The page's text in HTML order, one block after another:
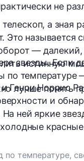
не
а зная
Это называется
—
истинную
звезды. Если
по
лучше понять
Генри Норрис
и
ней яркие
по температуре,